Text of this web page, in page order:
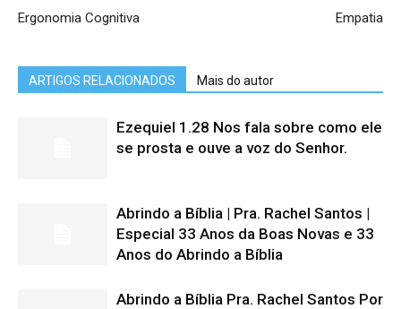
Ergonomia Cognitiva Empatia
ARTIGOS RELACIONADOS Mais do autor
Ezequiel 1.28 Nos fala sobre como ele
se prosta e ouve a voz do Senhor.
Abrindo a Bíblia | Pra. Rachel Santos |
Especial 33 Anos da Boas Novas e 33
Anos do Abrindo a Bíblia
Abrindo a Bíblia Pra. Rachel Santos Por